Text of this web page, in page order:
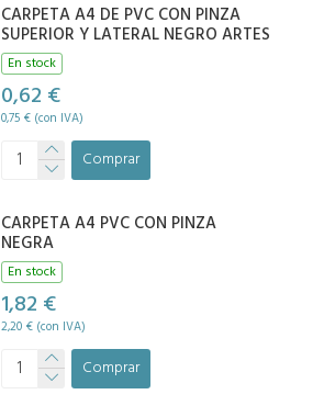
CARPETA A4 DE PVC CON PINZA
SUPERIOR Y LATERAL NEGRO ARTES
En stock
0,62 €
0,75 € (con IVA)
Comprar
CARPETA A4 PVC CON PINZA
NEGRA
En stock
1,82 €
2,20 € (con IVA)
Comprar